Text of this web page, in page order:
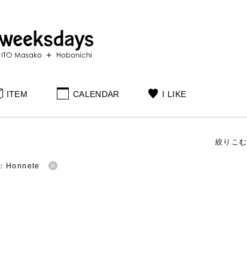
ITEM CALENDAR I LIKE
絞りこむ
Honnete